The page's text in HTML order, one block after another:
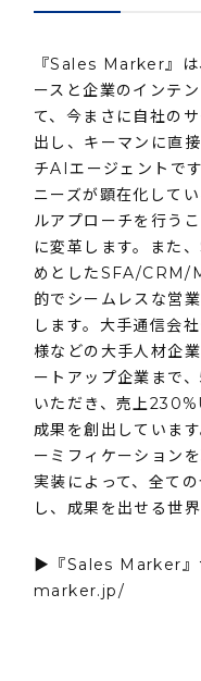
『Sales Marker』
ースと企業のインテ
て、今まさに自社の
出し、キーマンに直
チAIエージェントです
ニーズが顕在化して
ルアプローチを行う
に変革します。ま
めとしたSFA/CRM/
的でシームレスな営
します。大手通信会
様などの大手人材企
ートアップ企業まで
いただき、売上
成果を創出していま
ーミフィケーション
実装によって、全て
し、成果を出せる世
▶『Sales Marker』
marker.jp/